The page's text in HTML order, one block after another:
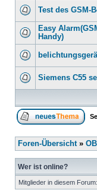
Test des GSM-
Easy
Handy)
Siemens C55
Foren-Übersicht»
Wer ist online?
Mitglieder in diesem